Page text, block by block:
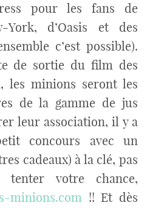
pour les fans de
York, d’Oasis et des
c’est possible).
de sortie du film des
les minions seront les
de la gamme de jus
leur association, il y a
concours avec un
cadeaux) à la clé, pas
votre chance,
minions.com!! Et dès